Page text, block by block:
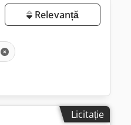
Relevanță
Licitație